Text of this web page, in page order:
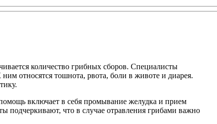
количество грибных сборов. Специалисты
относятся тошнота, рвота, боли в животе и диарея.
включает в себя промывание желудка и прием
подчеркивают, что в случае отравления грибами важно